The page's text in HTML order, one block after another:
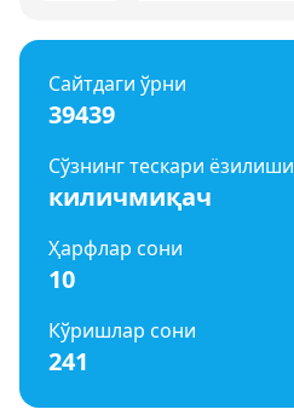
Сайтдаги ўрни
39439
Сўзнинг тескари ёзилиши
киличмиқач
Ҳарфлар сони
10
Кўришлар сони
241